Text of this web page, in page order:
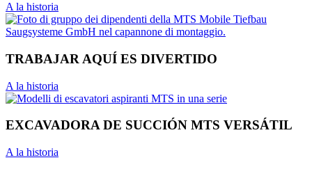
A la historia
TRABAJAR AQUÍ ES DIVERTIDO
A la historia
EXCAVADORA DE SUCCIÓN MTS VERSÁTIL
A la historia